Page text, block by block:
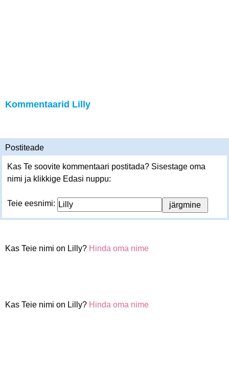
Kommentaarid Lilly
Postiteade
Kas Te soovite kommentaari postitada? Sisestage oma
nimi ja klikkige Edasi nuppu:
Teie eesnimi:
Kas Teie nimi on Lilly? Hinda oma nime
Kas Teie nimi on Lilly? Hinda oma nime